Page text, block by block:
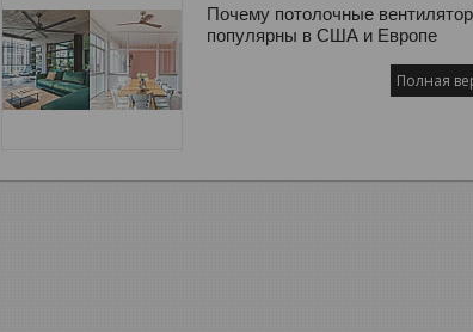
Почему потолочные
популярны в США и Европе
Полная